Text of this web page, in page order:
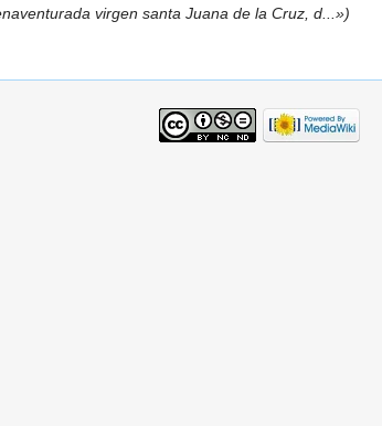
virgen santa Juana de la Cruz, d...»)